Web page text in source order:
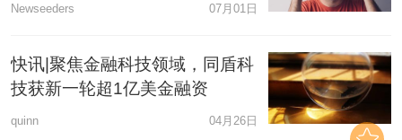
Newseeders 07月01日
快讯|聚焦金融科技领域，同盾科
技获新一轮超1亿美金融资
quinn 04月26日